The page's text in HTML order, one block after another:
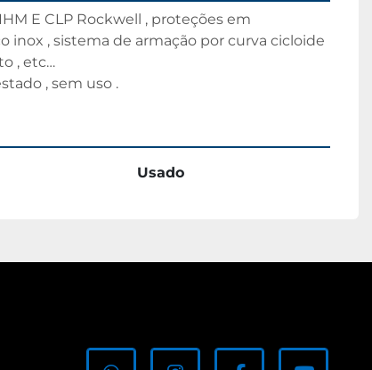
E CLP Rockwell , proteções em
inox , sistema de armação por curva cicloide
, etc…
, sem uso .
Usado